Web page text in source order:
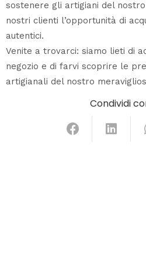
sostenere gli artigiani del
nostri clienti l’opportunità di
autentici.
Venite a trovarci: siamo lieti di
negozio e di farvi scoprire le
artigianali del nostro
Condividi